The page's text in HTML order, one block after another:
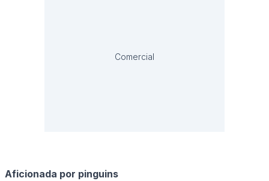
Comercial
Aficionada por pinguins